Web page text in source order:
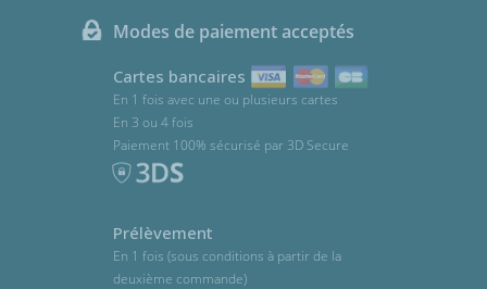
Modes de paiement acceptés
Cartes bancaires
En 1 fois avec une ou plusieurs cartes
En 3 ou 4 fois
Paiement 100% sécurisé par 3D Secure
Prélèvement
En 1 fois (sous conditions à partir de la
deuxième commande)